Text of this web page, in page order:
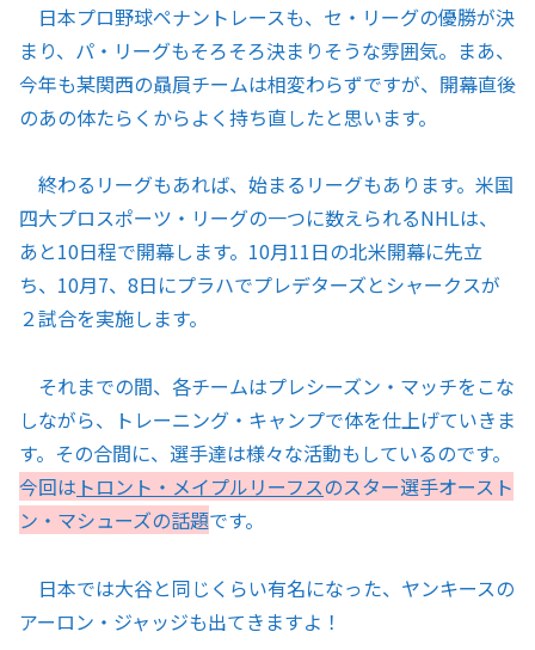
日本プロ野球ペナントレースも、セ・リーグの優勝が決
まり、パ・リーグもそろそろ決まりそうな雰囲気。まあ、
今年も某関西の贔屓チームは相変わらずですが、開幕直後
のあの体たらくからよく持ち直したと思います。
終わるリーグもあれば、始まるリーグもあります。米国
四大プロスポーツ・リーグの一つに数えられるNHLは、
あと10日程で開幕します。10月11日の北米開幕に先立
ち、10月7、8日にプラハでプレデターズとシャークスが
２試合を実施します。
それまでの間、各チームはプレシーズン・マッチをこな
しながら、トレーニング・キャンプで体を仕上げていきま
す。その合間に、選手達は様々な活動もしているのです。
今回は トロント・メイプルリーフスのスター選手オースト
ン・マシューズの話題です。
日本では大谷と同じくらい有名になった、ヤンキースの
アーロン・ジャッジも出てきますよ！